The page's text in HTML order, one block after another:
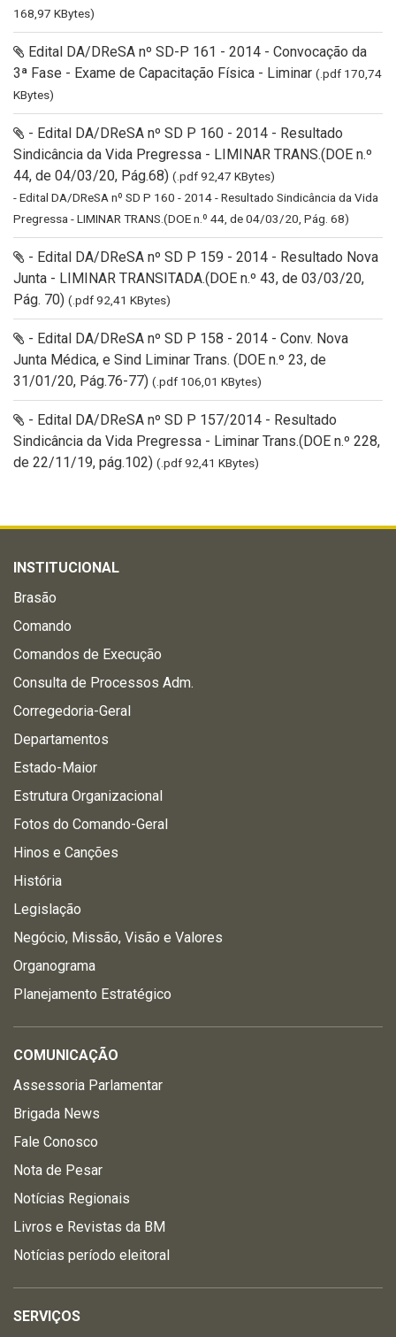
168,97 KBytes)
Edital DA/DReSA nº SD-P 161 - 2014 - Convocação da
3ª Fase - Exame de Capacitação Física - Liminar (.pdf 170,74
KBytes)
- Edital DA/DReSA nº SD P 160 - 2014 - Resultado
Sindicância da Vida Pregressa - LIMINAR TRANS.(DOE n.º
44, de 04/03/20, Pág.68) (.pdf 92,47 KBytes)
- Edital DA/DReSA nº SD P 160 - 2014 - Resultado Sindicância da Vida
Pregressa - LIMINAR TRANS.(DOE n.º 44, de 04/03/20, Pág. 68)
- Edital DA/DReSA nº SD P 159 - 2014 - Resultado Nova
Junta - LIMINAR TRANSITADA.(DOE n.º 43, de 03/03/20,
Pág. 70) (.pdf 92,41 KBytes)
- Edital DA/DReSA nº SD P 158 - 2014 - Conv. Nova
Junta Médica, e Sind Liminar Trans. (DOE n.º 23, de
31/01/20, Pág.76-77) (.pdf 106,01 KBytes)
- Edital DA/DReSA nº SD P 157/2014 - Resultado
Sindicância da Vida Pregressa - Liminar Trans.(DOE n.º 228,
de 22/11/19, pág.102) (.pdf 92,41 KBytes)
INSTITUCIONAL
Brasão
Comando
Comandos de Execução
Consulta de Processos Adm.
Corregedoria-Geral
Departamentos
Estado-Maior
Estrutura Organizacional
Fotos do Comando-Geral
Hinos e Canções
História
Legislação
Negócio, Missão, Visão e Valores
Organograma
Planejamento Estratégico
COMUNICAÇÃO
Assessoria Parlamentar
Brigada News
Fale Conosco
Nota de Pesar
Notícias Regionais
Livros e Revistas da BM
Notícias período eleitoral
SERVIÇOS